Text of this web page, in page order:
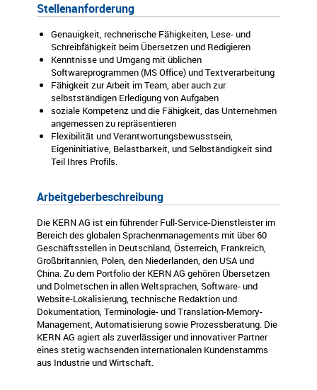
Stellenanforderung
Genauigkeit, rechnerische Fähigkeiten, Lese- und
Schreibfähigkeit beim Übersetzen und Redigieren
Kenntnisse und Umgang mit üblichen
Softwareprogrammen (MS Office) und Textverarbeitung
Fähigkeit zur Arbeit im Team, aber auch zur
selbstständigen Erledigung von Aufgaben
soziale Kompetenz und die Fähigkeit, das Unternehmen
angemessen zu repräsentieren
Flexibilität und Verantwortungsbewusstsein,
Eigeninitiative, Belastbarkeit, und Selbständigkeit sind
Teil Ihres Profils.
Arbeitgeberbeschreibung
Die KERN AG ist ein führender Full-Service-Dienstleister im
Bereich des globalen Sprachenmanagements mit über 60
Geschäftsstellen in Deutschland, Österreich, Frankreich,
Großbritannien, Polen, den Niederlanden, den USA und
China. Zu dem Portfolio der KERN AG gehören Übersetzen
und Dolmetschen in allen Weltsprachen, Software- und
Website-Lokalisierung, technische Redaktion und
Dokumentation, Terminologie- und Translation-Memory-
Management, Automatisierung sowie Prozessberatung. Die
KERN AG agiert als zuverlässiger und innovativer Partner
eines stetig wachsenden internationalen Kundenstamms
aus Industrie und Wirtschaft.